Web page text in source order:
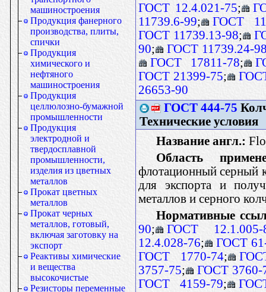
машиностроения
Продукция фанерного
производства, плиты,
спички
Продукция
химического и
нефтяного
машиностроения
Продукция
целлюлозно-бумажной
промышленности
Продукция
электродной и
твердосплавной
промышленности,
изделия из цветных
металлов
Прокат цветных
металлов
Прокат черных
металлов, готовый,
включая заготовку на
экспорт
Реактивы химические
и вещества
высокочистые
Резисторы переменные
ГОСТ 12.4.021-75;
11739.6-99;
ГОСТ
ГОСТ 11739.13-98;
90;
ГОСТ 11739.24-
ГОСТ 17811-78;
ГОСТ 21399-75;
26653-90
ГОСТ 444-75
Технические условия
Название англ.:
Область
флотационный серный
для экспорта и
металлов и серного
Нормативные
90;
ГОСТ 12.1.005-
12.4.028-76;
ГОСТ
ГОСТ 1770-74;
3757-75;
ГОСТ 3760-
ГОСТ 4159-79;